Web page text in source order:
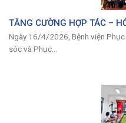
TĂNG CƯỜNG HỢP TÁC –
Ngày 16/4/2026, Bệnh viện
sóc và Phục...